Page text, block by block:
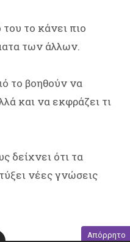
το κάνει πιο
των άλλων.
το βοηθούν να
και να εκφράζει τι
δείχνει ότι τα
νέες γνώσεις
Απόρρητο